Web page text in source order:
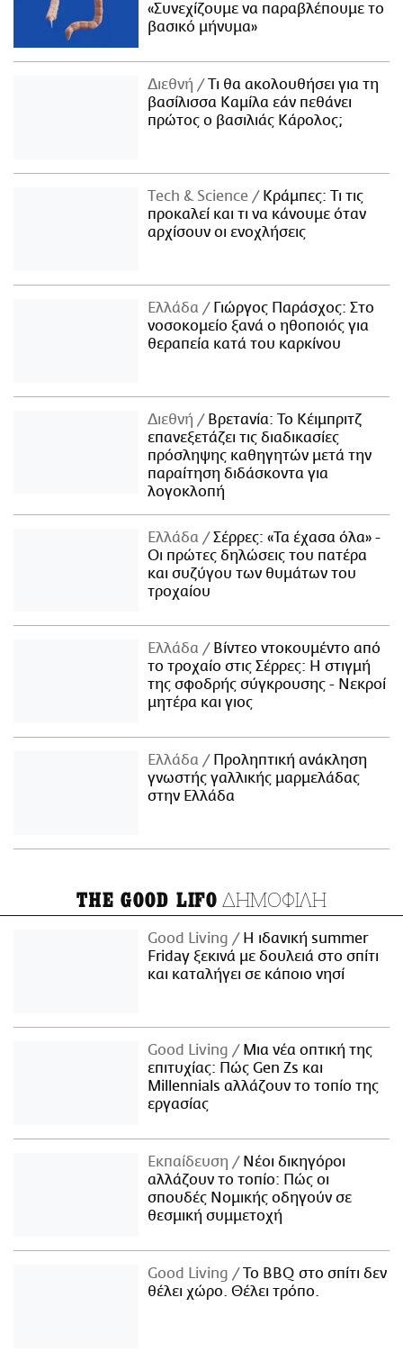
«Συνεχίζουμε να παραβλέπουμε το
βασικό μήνυμα»
Διεθνή
Τι θα ακολουθήσει για τη
βασίλισσα Καμίλα εάν πεθάνει
πρώτος ο βασιλιάς Κάρολος;
Τech & Science
Κράμπες: Τι τις
προκαλεί και τι να κάνουμε όταν
αρχίσουν οι ενοχλήσεις
Ελλάδα
Γιώργος Παράσχος: Στο
νοσοκομείο ξανά ο ηθοποιός για
θεραπεία κατά του καρκίνου
Διεθνή
Βρετανία: Το Κέιμπριτζ
επανεξετάζει τις διαδικασίες
πρόσληψης καθηγητών μετά την
παραίτηση διδάσκοντα για
λογοκλοπή
Ελλάδα
Σέρρες: «Τα έχασα όλα» -
Οι πρώτες δηλώσεις του πατέρα
και συζύγου των θυμάτων του
τροχαίου
Ελλάδα
Βίντεο ντοκουμέντο από
το τροχαίο στις Σέρρες: Η στιγμή
της σφοδρής σύγκρουσης - Νεκροί
μητέρα και γιος
Ελλάδα
Προληπτική ανάκληση
γνωστής γαλλικής μαρμελάδας
στην Ελλάδα
THE GOOD LIFO ΔΗΜΟΦΙΛΗ
Good Living
Η ιδανική summer
Friday ξεκινά με δουλειά στο σπίτι
και καταλήγει σε κάποιο νησί
Good Living
Μια νέα οπτική της
επιτυχίας: Πώς Gen Zs και
Millennials αλλάζουν το τοπίο της
εργασίας
Εκπαίδευση
Νέοι δικηγόροι
αλλάζουν το τοπίο: Πώς οι
σπουδές Νομικής οδηγούν σε
θεσμική συμμετοχή
Good Living
Το BBQ στο σπίτι δεν
θέλει χώρο. Θέλει τρόπο.